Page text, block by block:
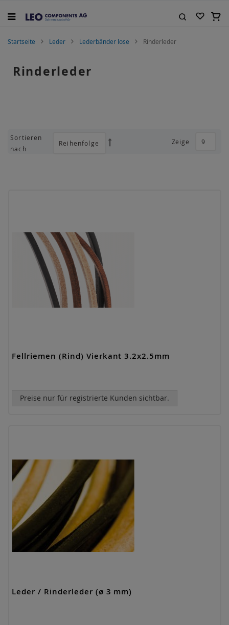
Inhalt
Startseite Leder Lederbänder lose Rinderleder
Rinderleder
Zeige
Sortieren
nach
Absteigend
Fellriemen (Rind) Vierkant 3.2x2.5mm
Preise nur für registrierte Kunden sichtbar.
Leder / Rinderleder (ø 3 mm)